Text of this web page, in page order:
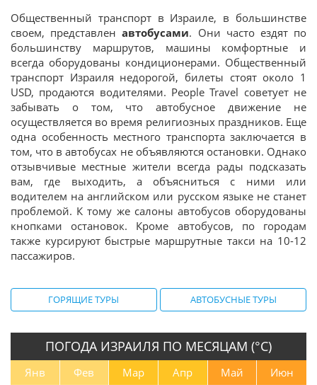
Общественный транспорт в Израиле, в большинстве
своем, представленавтобусами. Они часто ездят по
большинству маршрутов, машины комфортные и
всегда оборудованы кондиционерами. Общественный
транспорт Израиля недорогой, билеты стоят около 1
USD, продаются водителями. People Travel советует не
забывать о том, что автобусное движение не
осуществляется во время религиозных праздников. Еще
одна особенность местного транспорта заключается в
том, что в автобусах не объявляются остановки. Однако
отзывчивые местные жители всегда рады подсказать
вам, где выходить, а объясниться с ними или
водителем на английском или русском языке не станет
проблемой. К тому же салоны автобусов оборудованы
кнопками остановок. Кроме автобусов, по городам
также курсируют быстрые маршрутные такси на 10-12
пассажиров.
ГОРЯЩИЕ ТУРЫ АВТОБУСНЫЕ ТУРЫ
ПОГОДА ИЗРАИЛЯ ПО МЕСЯЦАМ (°С)
Янв Фев Мар Апр Май
Июн